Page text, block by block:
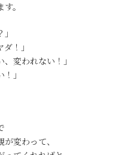
。
！」
変われない！」
」
変わって、